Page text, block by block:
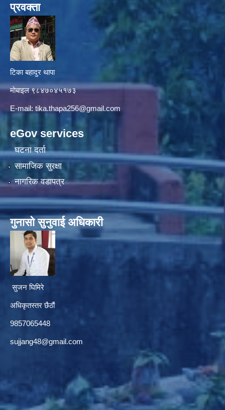
प्रवक्ता
टिका बहादुर थापा
माे‍बाइल ९८४७०४५१७३
E-mail: tika.thapa256@gmail.com
eGov services
घटना दर्ता
सामाजिक सुरक्षा
नागरिक वडापत्र
गुनासाे सुनुवाई अधिकारी
सुजन घिमिरे
अधिकृतस्तर छैठौं‌
9857065448
sujjang48@gmail.com